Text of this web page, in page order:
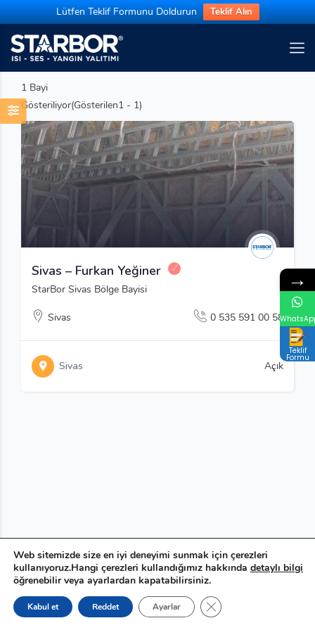
Lütfen Teklif Formunu Doldurun Teklif Alın
1 Bayi
Gösteriliyor(Gösterilen1 - 1)
Sivas – Furkan Yeğiner
StarBor Sivas Bölge Bayisi
Sivas 0 535 591 00 58
Sivas Açık
Web sitemizde size en iyi deneyimi sunmak için çerezleri
kullanıyoruz.Hangi çerezleri kullandığımız hakkında detaylı bilgi
öğrenebilir veya ayarlardan kapatabilirsiniz.
Kabul et Reddet Ayarlar GDPR çerez şeridini
→
Teklif
Formu